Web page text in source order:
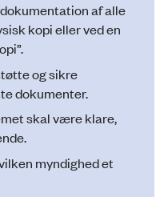
af alle
kopi eller ved en
og sikre
dokumenter.
skal være klare,
myndighed et